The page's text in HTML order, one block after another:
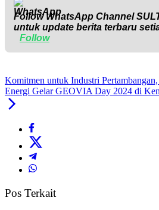
Follow WhatsApp Channel
untuk update berita terbaru
Follow
Komitmen untuk Industri
Energi Gelar GEOVIA Day 2024 di
Pos Terkait